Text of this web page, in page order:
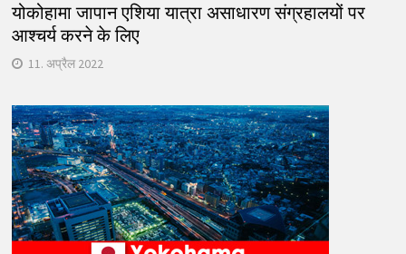
योकोहामा जापान एशिया यात्रा असाधारण संग्रहालयों पर
आश्चर्य करने के लिए
11. अप्रैल 2022